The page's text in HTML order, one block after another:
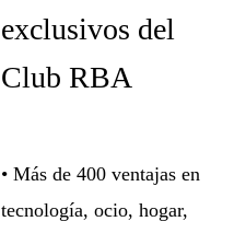
exclusivos del
Club RBA
• Más de 400 ventajas en
tecnología, ocio, hogar,